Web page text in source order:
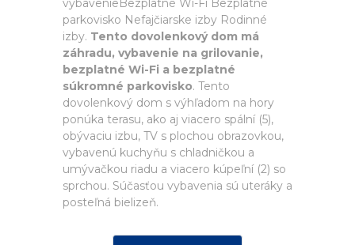
vybavenieBezplatné Wi-Fi Bezplatné
parkovisko Nefajčiarske izby Rodinné
izby. Tento dovolenkový dom má
záhradu, vybavenie na grilovanie,
bezplatné Wi-Fi a bezplatné
súkromné parkovisko. Tento
dovolenkový dom s výhľadom na hory
ponúka terasu, ako aj viacero spální (5),
obývaciu izbu, TV s plochou obrazovkou,
vybavenú kuchyňu s chladničkou a
umývačkou riadu a viacero kúpeľní (2) so
sprchou. Súčasťou vybavenia sú uteráky a
posteľná bielizeň.